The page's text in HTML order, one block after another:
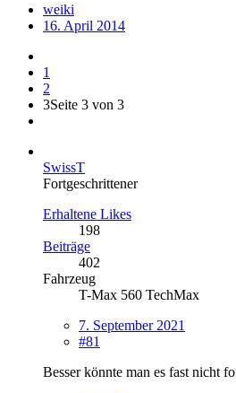
weiki
16. April 2014
1
2
3Seite 3 von 3
SwissT
Fortgeschrittener
Erhaltene Likes
198
Beiträge
402
Fahrzeug
T-Max 560 TechMax
7. September 2021
#81
Besser könnte man es fast nicht